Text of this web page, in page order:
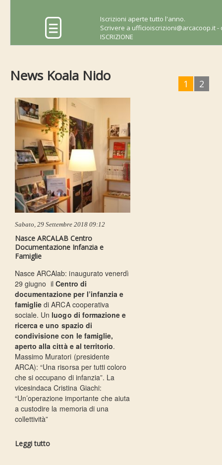
Iscrizioni aperte tutto l'anno.
Scrivere a ufficioiscrizioni@arcacoop.it-
ISCRIZIONE
News Koala Nido 1 2
Sabato, 29 Settembre 2018 09:12
Nasce ARCALAB Centro
Documentazione Infanzia e
Famiglie
Nasce ARCAlab: inaugurato venerdì
29 giugno il Centro di
documentazione per l’infanzia e
famiglie di ARCA cooperativa
sociale. Un luogo di formazione e
ricerca e uno spazio di
condivisione con le famiglie,
aperto alla città e al territorio.
Massimo Muratori (presidente
ARCA): “Una risorsa per tutti coloro
che si occupano di infanzia”. La
vicesindaca Cristina Giachi:
“Un’operazione importante che aiuta
a custodire la memoria di una
collettività”
Leggi tutto